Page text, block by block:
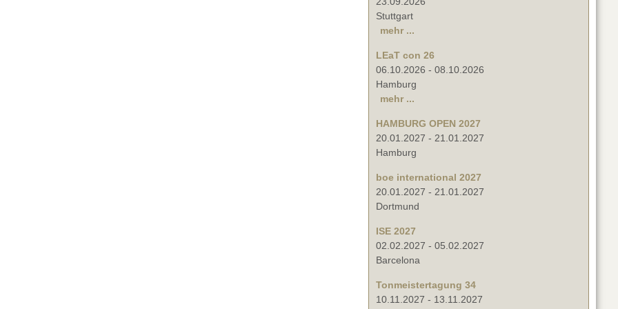
Stuttgart
mehr ...
LEaT con 26
06.10.2026 - 08.10.2026
Hamburg
mehr ...
HAMBURG OPEN 2027
20.01.2027 - 21.01.2027
Hamburg
boe international 2027
20.01.2027 - 21.01.2027
Dortmund
ISE 2027
02.02.2027 - 05.02.2027
Barcelona
Tonmeistertagung 34
10.11.2027 - 13.11.2027